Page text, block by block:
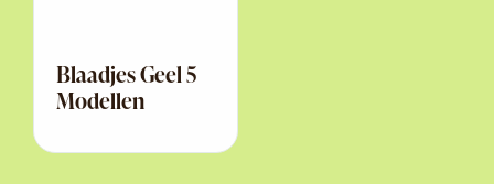
Blaadjes Geel 5
Modellen